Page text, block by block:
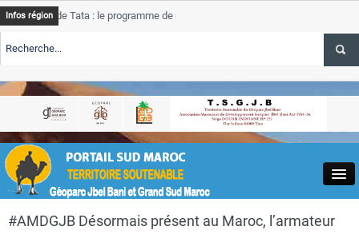
Close
Infos région
de Tata : le programme de rehabilitation post-inondations
TSGJB Tourisme : l’ONMT renforce l’aerien a Dakhla et
Tata
TSGJB Tourisme au Maroc : Transavia renforce les vols Paris-
#AMDGJB Désormais présent au Maroc, l’armateur